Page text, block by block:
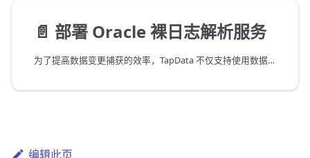
📄️ 部署 Oracle 裸日志解析服务
为了提高数据变更捕获的效率，TapData 不仅支持使用数据库原生日志解析工具（LogMiner），还开发了直接解析数据库增量日志文件的能力，从而实现更高效的事件捕获，可获得更高的采集性能（每秒处理的记录数 RPS 20,000 以上），降低采集增量数据对源库的影响，但由于需要单独部署额外的组件，会增加一定的运维成本，适用于数据变更频繁的场景。
编辑此页